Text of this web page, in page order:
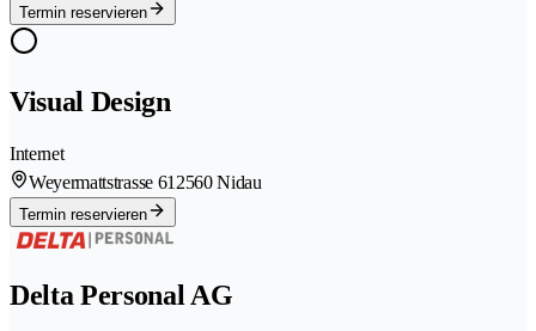
Termin reservieren
Visual Design
Internet
Weyermattstrasse 61 2560 Nidau
Termin reservieren
Delta Personal AG